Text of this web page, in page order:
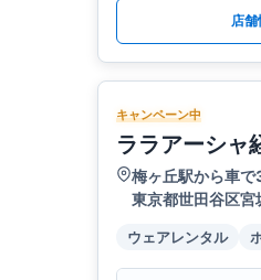
店舗
キャンペーン中
ララアーシャ
梅ヶ丘駅から車で
東京都世田谷区
ウェアレンタル